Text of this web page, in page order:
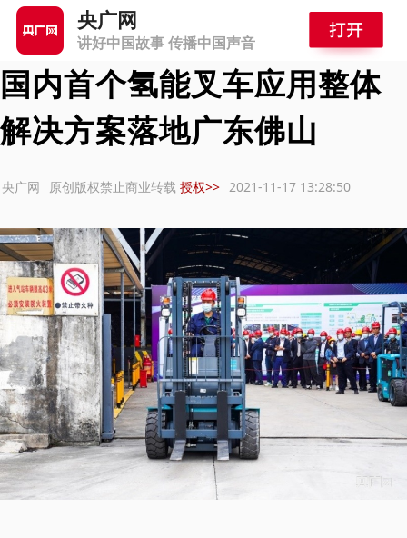
央广网
讲好中国故事 传播中国声音
首页>新闻频道>快讯
国内首个氢能叉车应用整体
解决方案落地广东佛山
2021-11-17 13:28:50
广网 原创版权禁止商业转载 授权>>